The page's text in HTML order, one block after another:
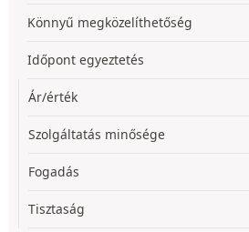
Könnyű megközelíthetőség
Időpont egyeztetés
Ár/érték
Szolgáltatás minősége
Fogadás
Tisztaság